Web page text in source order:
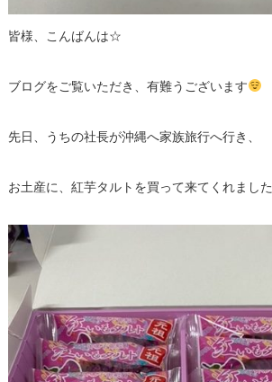
皆様、こんばんは☆
ブログをご覧いただき、有難うございます
先日、うちの社長が沖縄へ家族旅行へ行き、
お土産に、紅芋タルトを買って来てくれました